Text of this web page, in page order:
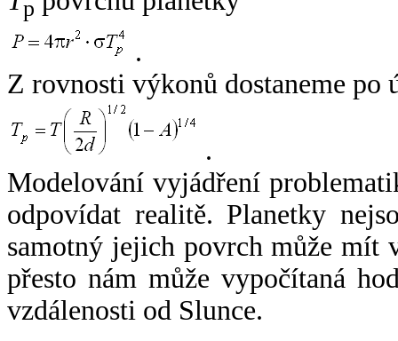
p
.
Z rovnosti výkonů dostaneme po
.
Modelování vyjádření
odpovídat realitě. Planetky
samotný jejich povrch může mít
přesto nám může vypočítaná
vzdálenosti od Slunce.